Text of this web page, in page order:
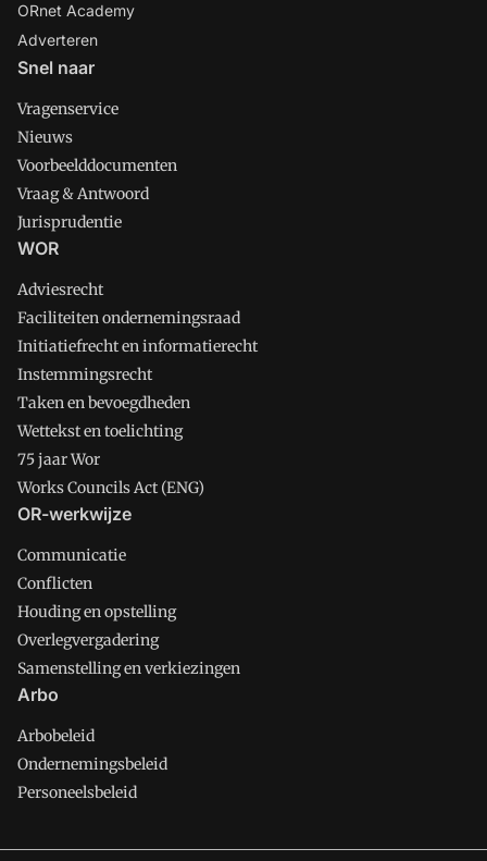
ORnet Academy
Adverteren
Snel naar
Vragenservice
Nieuws
Voorbeelddocumenten
Vraag & Antwoord
Jurisprudentie
WOR
Adviesrecht
Faciliteiten ondernemingsraad
Initiatiefrecht en informatierecht
Instemmingsrecht
Taken en bevoegdheden
Wettekst en toelichting
75 jaar Wor
Works Councils Act (ENG)
OR-werkwijze
Communicatie
Conflicten
Houding en opstelling
Overlegvergadering
Samenstelling en verkiezingen
Arbo
Arbobeleid
Ondernemingsbeleid
Personeelsbeleid